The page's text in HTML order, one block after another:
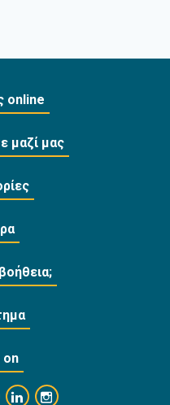
online
μαζί μας
on
www.youtube.com/user/
https://www.linkedin.com/
https://